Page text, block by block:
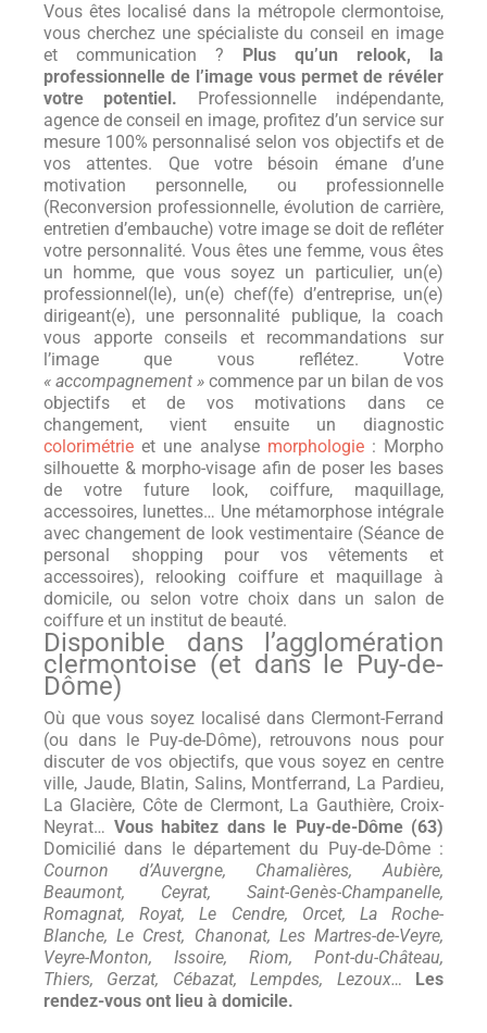
Vous êtes localisé dans la métropole clermontoise,
vous cherchez une spécialiste du conseil en image
et communication ?
Plus qu’un relook, la
professionnelle de l’image vous permet de révéler
votre potentiel. Professionnelle indépendante,
agence de conseil en image, profitez d’un service sur
mesure 100% personnalisé selon vos objectifs et de
vos attentes. Que votre bésoin émane d’une
motivation personnelle, ou professionnelle
(Reconversion professionnelle, évolution de carrière,
entretien d’embauche) votre image se doit de refléter
votre personnalité. Vous êtes une femme, vous êtes
un homme, que vous soyez un particulier, un(e)
professionnel(le), un(e) chef(fe) d’entreprise, un(e)
dirigeant(e), une personnalité publique, la coach
vous apporte conseils et recommandations sur
l’image que vous reflétez. Votre
« accompagnement » commence par un bilan de vos
objectifs et de vos motivations dans ce
changement, vient ensuite un diagnostic
colorimétrie et une analyse morphologie: Morpho
silhouette & morpho-visage afin de poser les bases
de votre future look, coiffure, maquillage,
accessoires, lunettes… Une métamorphose intégrale
avec changement de look vestimentaire (Séance de
personal shopping pour vos vêtements et
accessoires), relooking coiffure et maquillage à
domicile, ou selon votre choix dans un salon de
coiffure et un institut de beauté.
Disponible dans l’agglomération
clermontoise (et dans le Puy-de-
Dôme)
Où que vous soyez localisé dans Clermont-Ferrand
(ou dans le Puy-de-Dôme), retrouvons nous pour
discuter de vos objectifs, que vous soyez en centre
ville, Jaude, Blatin, Salins, Montferrand, La Pardieu,
La Glacière, Côte de Clermont, La Gauthière, Croix-
Neyrat… Vous habitez dans le Puy-de-Dôme (63)
Domicilié dans le département du Puy-de-Dôme :
Cournon d’Auvergne, Chamalières, Aubière,
Beaumont, Ceyrat, Saint-Genès-Champanelle,
Romagnat, Royat, Le Cendre, Orcet, La Roche-
Blanche, Le Crest, Chanonat, Les Martres-de-Veyre,
Veyre-Monton, Issoire, Riom, Pont-du-Château,
Thiers, Gerzat, Cébazat, Lempdes, Lezoux…
Les
rendez-vous ont lieu à domicile.